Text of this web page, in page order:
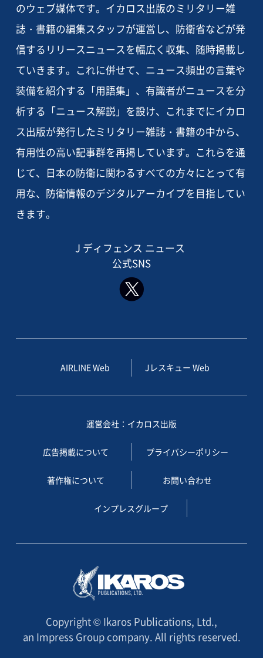
のウェブ媒体です。イカロス出版のミリタリー雑
誌・書籍の編集スタッフが運営し、防衛省などが発
信するリリースニュースを幅広く収集、随時掲載し
ていきます。これに併せて、ニュース頻出の言葉や
装備を紹介する「用語集」、有識者がニュースを分
析する「ニュース解説」を設け、これまでにイカロ
ス出版が発行したミリタリー雑誌・書籍の中から、
有用性の高い記事群を再掲しています。これらを通
じて、日本の防衛に関わるすべての方々にとって有
用な、防衛情報のデジタルアーカイブを目指してい
きます。
J ディフェンス ニュース
公式SNS
AIRLINE Web Jレスキュー Web
運営会社：イカロス出版
広告掲載について プライバシーポリシー
著作権について お問い合わせ
インプレスグループ
Copyright © Ikaros Publications, Ltd.,
an Impress Group company. All rights reserved.